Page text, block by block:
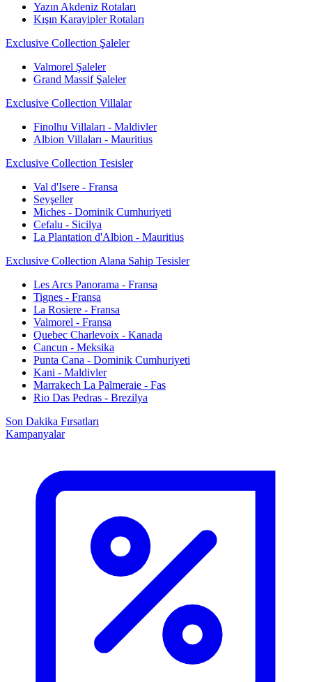
Yazın Akdeniz Rotaları
Kışın Karayipler Rotaları
Exclusive Collection Şaleler
Valmorel Şaleler
Grand Massif Şaleler
Exclusive Collection Villalar
Finolhu Villaları - Maldivler
Albion Villaları - Mauritius
Exclusive Collection Tesisler
Val d'Isere - Fransa
Seyşeller
Miches - Dominik Cumhuriyeti
Cefalu - Sicilya
La Plantation d'Albion - Mauritius
Exclusive Collection Alana Sahip Tesisler
Les Arcs Panorama - Fransa
Tignes - Fransa
La Rosiere - Fransa
Valmorel - Fransa
Quebec Charlevoix - Kanada
Cancun - Meksika
Punta Cana - Dominik Cumhuriyeti
Kani - Maldivler
Marrakech La Palmeraie - Fas
Rio Das Pedras - Brezilya
Son Dakika Fırsatları
Kampanyalar